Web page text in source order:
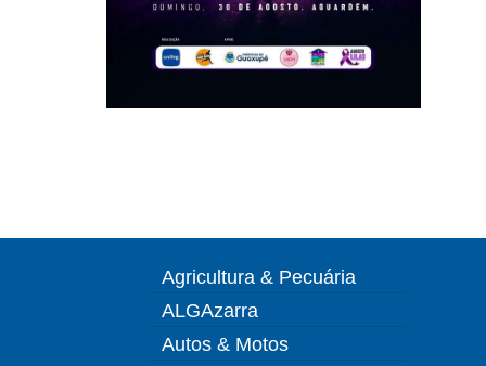
Agricultura & Pecuária
ALGAzarra
Autos & Motos